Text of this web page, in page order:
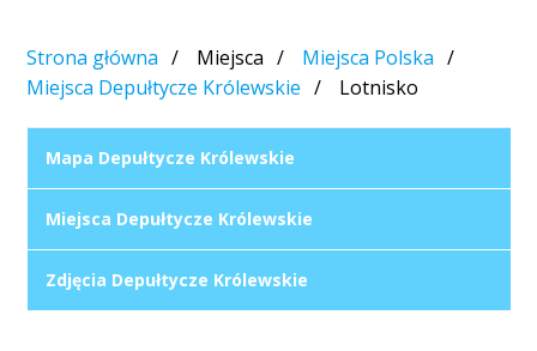
Strona główna Miejsca
Miejsca Polska
Miejsca Depułtycze Królewskie
Lotnisko
Mapa Depułtycze Królewskie
Miejsca Depułtycze Królewskie
Zdjęcia Depułtycze Królewskie